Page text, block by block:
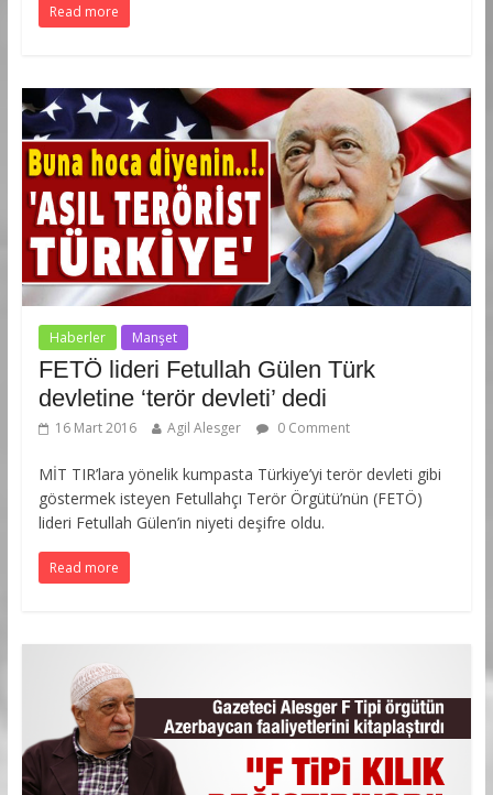
Read more
Haberler Manşet
FETÖ lideri Fetullah Gülen Türk
devletine ‘terör devleti’ dedi
16 Mart 2016 Agil Alesger 0 Comment
MİT TIR’lara yönelik kumpasta Türkiye’yi terör devleti gibi
göstermek isteyen Fetullahçı Terör Örgütü’nün (FETÖ)
lideri Fetullah Gülen’in niyeti deşifre oldu.
Read more